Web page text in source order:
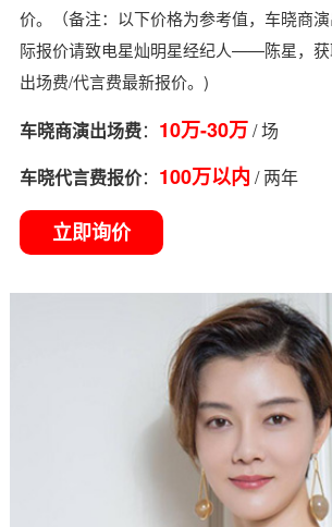
价。（备注：以下价格为参考值，车晓商
际报价请致电星灿明星经纪人——陈星，获
出场费/代言费最新报价。)
车晓商演出场费： 10万-30万/ 场
车晓代言费报价： 100万以内 / 两年
立即询价